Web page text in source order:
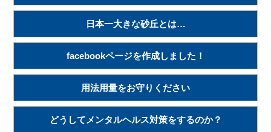
日本一大きな砂丘とは…
facebookページを作成しました！
用法用量をお守りください
どうしてメンタルヘルス対策をするのか？